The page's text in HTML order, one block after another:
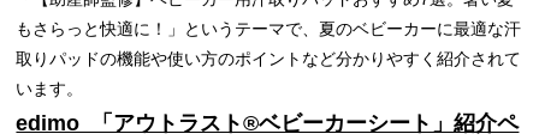
もさらっと快適に！」というテーマで、夏のベビーカーに最適な汗
取りパッドの機能や使い方のポイントなど分かりやすく紹介されて
います。
edimo 「アウトラスト®ベビーカーシート」紹介ペ